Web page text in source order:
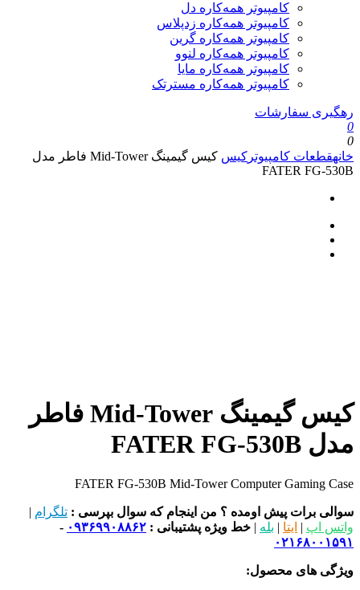
کامپیوتر همه‌کاره دل
کامپیوتر همه‌کاره زدپلاس
کامپیوتر همه‌کاره گرین
کامپیوتر همه‌کاره لنوو
کامپیوتر همه‌کاره مایا
کامپیوتر همه‌کاره مسترتک
رهگیری سفارشات
0
0
خانهقطعات کامپیوتر کیس
کیس گیمینگ Mid-Tower فاطر مدل
FATER FG-530B
کیس گیمینگ Mid-Tower فاطر
مدل FATER FG-530B
FATER FG-530B Mid-Tower Computer Gaming Case
سوالی برات پیش اومده ؟ من اینجام که سوال بپرسی : تلگرام |
واتس اپ | ایتا | بله | خط ویژه پشتیبانی : ۰۹۳۶۹۹۰۸۸۶۲ -
۰۲۱۶۸۰۰۱۵۹۱
ویژگی های محصول: